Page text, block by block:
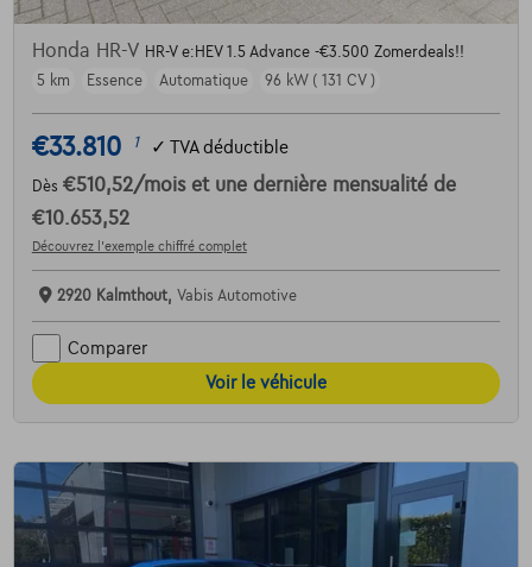
Honda HR-V HR-V e:HEV 1.5 Advance -€3.500 Zomerdeals!!
5 km
Essence Automatique 96 kW ( 131 CV )
€33.810 1 ✓ TVA déductible
Dès €510,52/mois et une dernière mensualité de
€10.653,52
Découvrez l’exemple chiffré complet
2920 Kalmthout, Vabis Automotive
Comparer
Voir le véhicule